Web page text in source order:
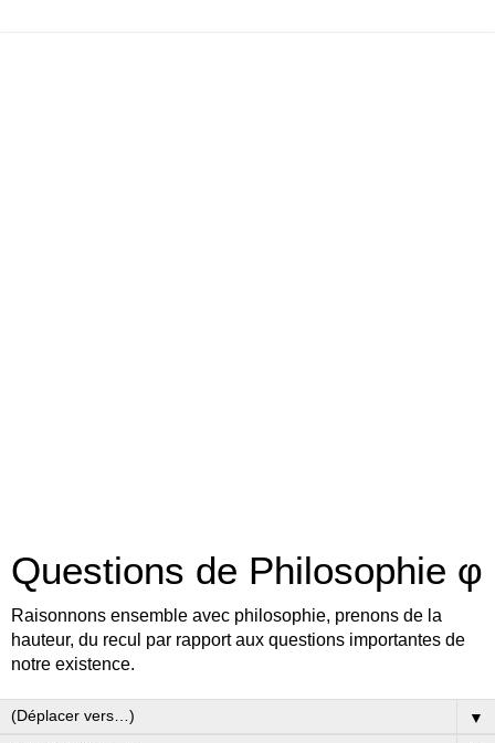
Questions de Philosophie φ
Raisonnons ensemble avec philosophie, prenons de la
hauteur, du recul par rapport aux questions importantes de
notre existence.
▼